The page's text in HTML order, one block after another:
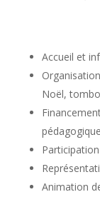
Accueil et
Noël,
Animation